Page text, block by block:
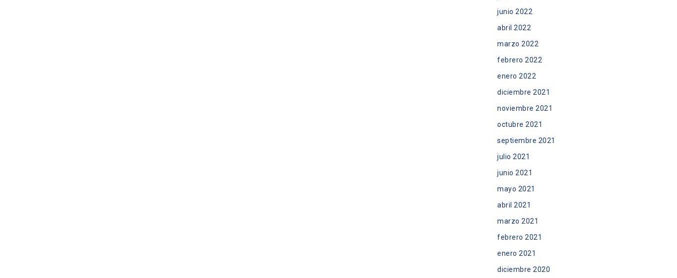
junio 2022
abril 2022
marzo 2022
febrero 2022
enero 2022
diciembre 2021
noviembre 2021
octubre 2021
septiembre 2021
julio 2021
junio 2021
mayo 2021
abril 2021
marzo 2021
febrero 2021
enero 2021
diciembre 2020